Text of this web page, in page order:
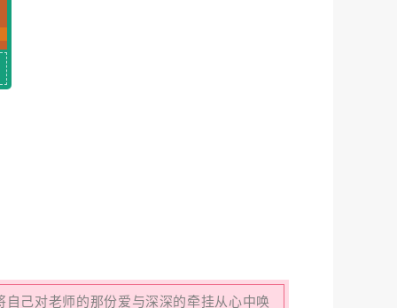
己对老师的那份爱与深深的牵挂从心中唤